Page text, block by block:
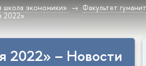
школа экономики» Факультет
2022»
2022» – Новости